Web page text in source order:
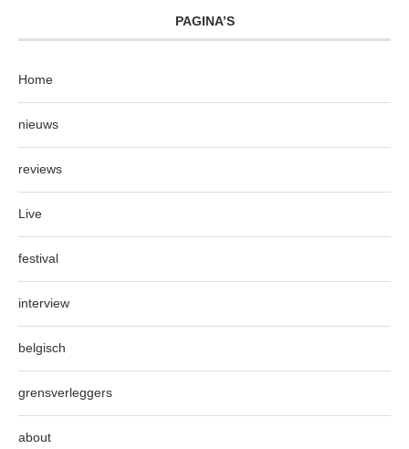
PAGINA’S
Home
nieuws
reviews
Live
festival
interview
belgisch
grensverleggers
about